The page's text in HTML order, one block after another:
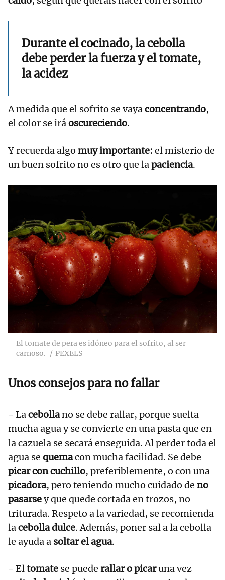
Durante el cocinado, la cebolla
debe perder la fuerza y el tomate,
la acidez
A medida que el sofrito se vayaconcentrando,
el color se iráoscureciendo.
Y recuerda algo muy importante: el misterio de
un buen sofrito no es otro que lapaciencia.
El tomate de pera es idóneo para el sofrito, al ser
carnoso.
PEXELS
Unos consejos para no fallar
- Lacebollano se debe rallar, porque suelta
mucha agua y se convierte en una pasta que en
la cazuela se secará enseguida. Al perder toda el
agua se quemacon mucha facilidad. Se debe
picar con cuchillo, preferiblemente, o con una
picadora, pero teniendo mucho cuidado de no
pasarsey que quede cortada en trozos, no
triturada. Respeto a la variedad, se recomienda
lacebolla dulce. Además, poner sal a la cebolla
le ayuda a soltar el agua.
- Eltomate se puede rallar o picaruna vez